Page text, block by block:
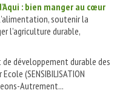
: bien manger au cœur
soutenir la
l’agriculture durable,
développement durable des
(SENSIBILISATION
Autrement...